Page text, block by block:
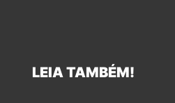
LEIA TAMBÉM!